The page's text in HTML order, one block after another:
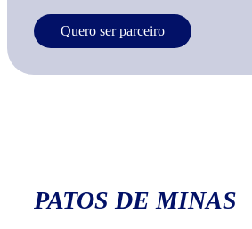
Quero ser parceiro
PATOS DE MINAS